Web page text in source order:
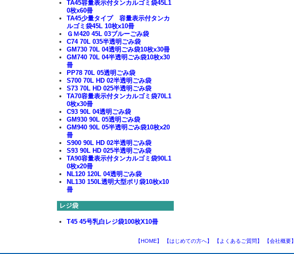
TA45容量表示付タンカルゴミ袋45L1
0枚x60冊
TA45少量タイプ 容量表示付タンカ
ルゴミ袋45L 10枚x10冊
ＧＭ420 45L 03ブルーごみ袋
C74 70L 035半透明ごみ袋
GM730 70L 04透明ごみ袋10枚x30冊
GM740 70L 04半透明ごみ袋10枚x30
冊
PP78 70L 05透明ごみ袋
S700 70L HD 02半透明ごみ袋
S73 70L HD 025半透明ごみ袋
TA70容量表示付タンカルゴミ袋70L1
0枚x30冊
C93 90L 04透明ごみ袋
GM930 90L 05透明ごみ袋
GM940 90L 05半透明ごみ袋10枚x20
冊
S900 90L HD 02半透明ごみ袋
S93 90L HD 025半透明ごみ袋
TA90容量表示付タンカルゴミ袋90L1
0枚x20冊
NL120 120L 04透明ごみ袋
NL130 150L透明大型ポリ袋10枚x10
冊
レジ袋
T45 45号乳白レジ袋100枚X10冊
【HOME】 【はじめての方へ】 【よくあるご質問】 【会社概要】